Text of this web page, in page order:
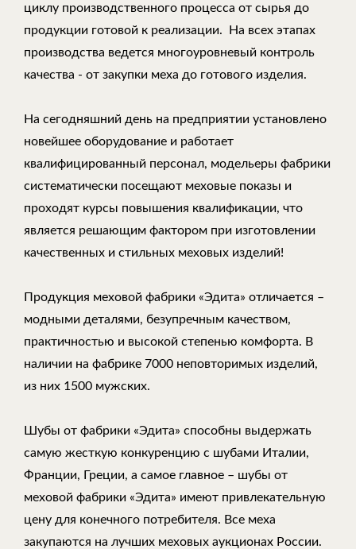
циклу производственного процесса от сырья до
продукции готовой к реализации. На всех этапах
производства ведется многоуровневый контроль
качества - от закупки меха до готового изделия.
На сегодняшний день на предприятии установлено
новейшее оборудование и работает
квалифицированный персонал, модельеры фабрики
систематически посещают меховые показы и
проходят курсы повышения квалификации, что
является решающим фактором при изготовлении
качественных и стильных меховых изделий!
Продукция меховой фабрики «Эдита» отличается –
модными деталями, безупречным качеством,
практичностью и высокой степенью комфорта. В
наличии на фабрике 7000 неповторимых изделий,
из них 1500 мужских.
Шубы от фабрики «Эдита» способны выдержать
самую жесткую конкуренцию с шубами Италии,
Франции, Греции, а самое главное – шубы от
меховой фабрики «Эдита» имеют привлекательную
цену для конечного потребителя. Все меха
закупаются на лучших меховых аукционах России.